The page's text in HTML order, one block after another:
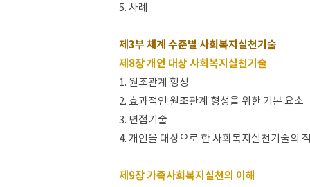
5. 사례
제3부 체계 수준별 사회복지실천기술
제8장 개인 대상 사회복지실천기술
1. 원조관계 형성
2. 효과적인 원조관계 형성을 위한 기본 요소
3. 면접기술
4. 개인을 대상으로 한 사회복지실천기술의
제9장 가족사회복지실천의 이해